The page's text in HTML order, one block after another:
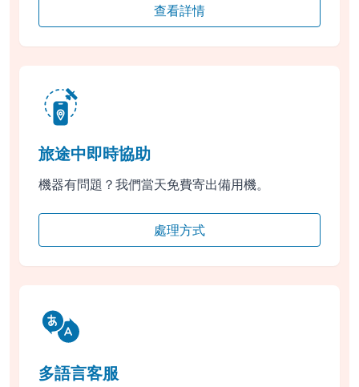
查看詳情
旅途中即時協助
機器有問題？我們當天免費寄出備用機。
處理方式
多語言客服